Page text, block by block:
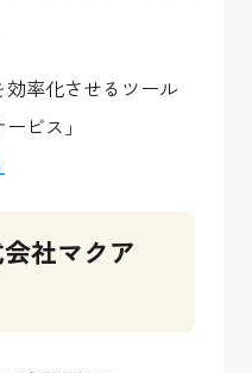
率化させるツール
ビス」
社マクア